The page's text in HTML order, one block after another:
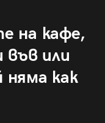
на кафе,
във или
няма как